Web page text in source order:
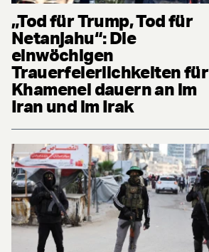
„Tod für Trump, Tod für
Netanjahu“: Die
einwöchigen
Trauerfeierlichkeiten für
Khamenei dauern an im
Iran und im Irak